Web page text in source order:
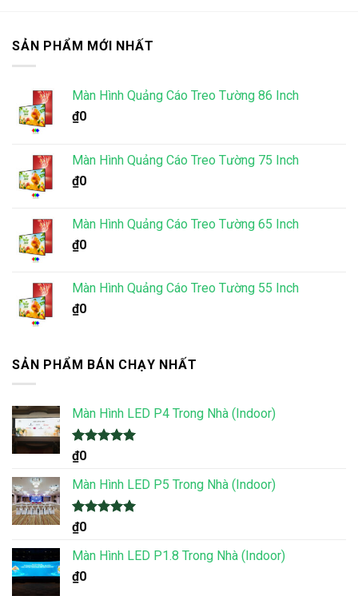
SẢN PHẨM MỚI NHẤT
Màn Hình Quảng Cáo Treo Tường 86 Inch
₫0
Màn Hình Quảng Cáo Treo Tường 75 Inch
₫0
Màn Hình Quảng Cáo Treo Tường 65 Inch
₫0
Màn Hình Quảng Cáo Treo Tường 55 Inch
₫0
SẢN PHẨM BÁN CHẠY NHẤT
Màn Hình LED P4 Trong Nhà (Indoor)
Được xếp
hạng
5 sao
₫0
Màn Hình LED P5 Trong Nhà (Indoor)
Được xếp
hạng
5 sao
₫0
Màn Hình LED P1.8 Trong Nhà (Indoor)
₫0